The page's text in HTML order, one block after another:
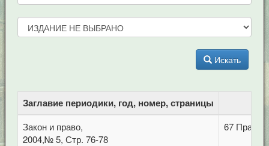
Искать
Заглавие периодики, год, номер, страницы
Закон и право,
2004,№ 5, Стр. 76-78
67 Право.